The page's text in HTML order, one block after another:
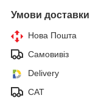
Умови доставки
Нова Пошта
Самовивіз
Delivery
САТ